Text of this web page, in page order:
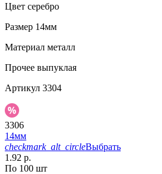
Цвет серебро
Размер 14мм
Материал металл
Прочее выпуклая
Артикул 3304
3306
14мм
checkmark_alt_circleВыбрать
1.92 р.
По 100 шт